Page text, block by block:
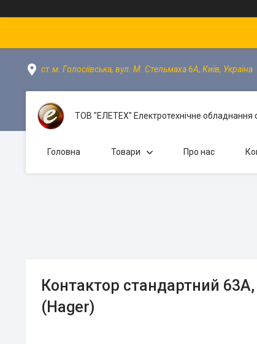
ст.м. Голосіївська, вул. М. Стельмаха 6А, Київ, Україна
ТОВ "ЕЛЕТЕХ" Електротехнічне обладнання
Головна Товари Про нас
Контактор стандартний
(Hager)